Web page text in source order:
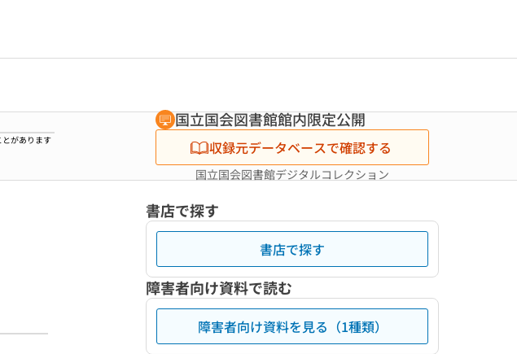
があります
国立国会図書館館内限定公開
収録元データベースで確認する
国立国会図書館デジタルコレクション
書店で探す
書店で探す
障害者向け資料で読む
障害者向け資料を見る（1種類）